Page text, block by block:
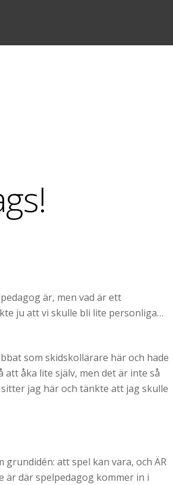
är, men vad är ett
ju att vi skulle bli lite personliga…
som skidskollärare här och hade
åka lite själv, men det är inte så
jag här och tänkte att jag skulle
att spel kan vara, och ÄR
är där spelpedagog kommer in i